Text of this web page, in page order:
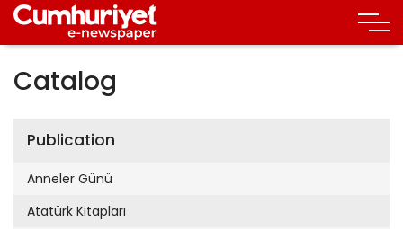
Catalog
Publication
Anneler Günü
Atatürk Kitapları